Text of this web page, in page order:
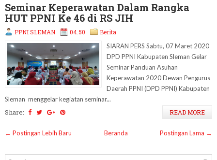
Seminar Keperawatan Dalam Rangka
HUT PPNI Ke 46 di RS JIH
PPNI SLEMAN 04.50
Berita
SIARAN PERS Sabtu, 07 Maret 2020
DPD PPNI Kabupaten Sleman Gelar
Seminar Panduan Asuhan
Keperawatan 2020 Dewan Pengurus
Daerah PPNI (DPD PPNI) Kabupaten
Sleman menggelar kegiatan seminar...
Share: READ MORE
← Postingan Lebih Baru Postingan Lama →
Beranda